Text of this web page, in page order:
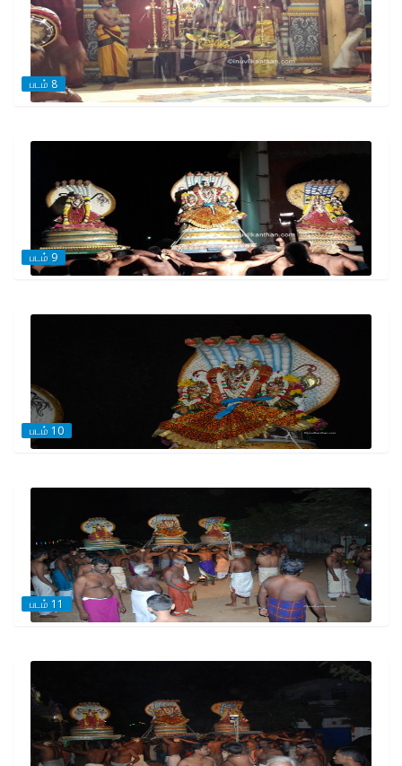
படம் 8
படம் 9
படம் 10
படம் 11